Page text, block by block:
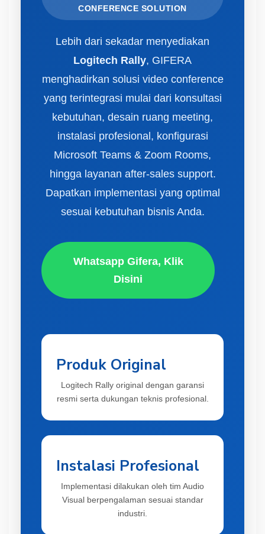
CONFERENCE SOLUTION
Lebih dari sekadar menyediakan
Logitech Rally, GIFERA
menghadirkan solusi video conference
yang terintegrasi mulai dari konsultasi
kebutuhan, desain ruang meeting,
instalasi profesional, konfigurasi
Microsoft Teams & Zoom Rooms,
hingga layanan after-sales support.
Dapatkan implementasi yang optimal
sesuai kebutuhan bisnis Anda.
Whatsapp Gifera, Klik
Disini
Produk Original
Logitech Rally original dengan garansi
resmi serta dukungan teknis profesional.
Instalasi Profesional
Implementasi dilakukan oleh tim Audio
Visual berpengalaman sesuai standar
industri.